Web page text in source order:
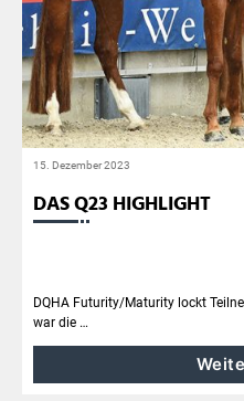
15. Dezember 2023
DAS Q23 HIGHLIGHT
DQHA Futurity/Maturity lockt
war die …